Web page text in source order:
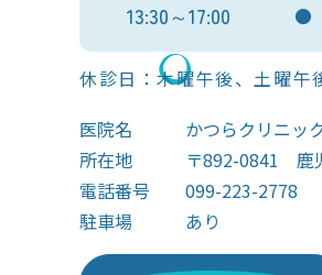
13:30～17:00 ●
休診日：木曜午後、土曜午
医院名
かつらクリニッ
所在地
〒892-0841 鹿
電話番号
099-223-2778
駐車場
あり